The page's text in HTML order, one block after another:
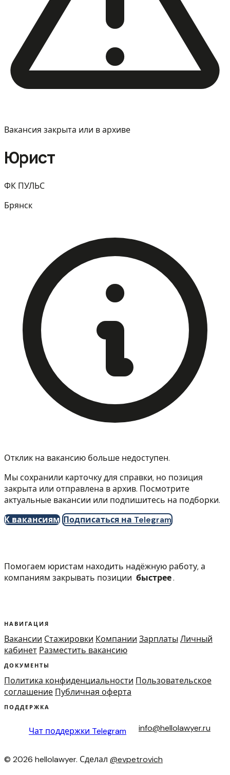
Вакансия закрыта или в архиве
Юрист
ФК ПУЛЬС
Брянск
Отклик на вакансию больше недоступен.
Мы сохранили карточку для справки, но позиция
закрыта или отправлена в архив. Посмотрите
актуальные вакансии или подпишитесь на подборки.
К вакансиям Подписаться на Telegram
Помогаем юристам находить надёжную работу, а
компаниям закрывать позиции быстрее.
НАВИГАЦИЯ
Вакансии Стажировки Компании Зарплаты Личный
кабинет Разместить вакансию
ДОКУМЕНТЫ
Политика конфиденциальности Пользовательское
соглашение Публичная оферта
ПОДДЕРЖКА
Чат поддержки Telegram info@hellolawyer.ru
© 2026 hellolawyer. Сделал @evpetrovich